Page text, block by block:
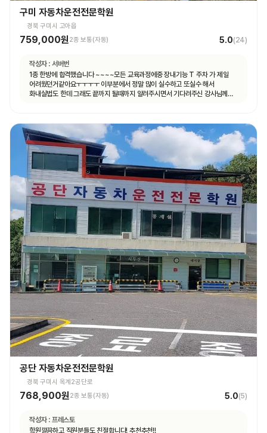
구미 자동차운전전문학원
경북 구미시 고아읍
759,000원 2종 보통(자동) 5.0(24)
작성자 : 서버번
1종 한방에 합격했습니다 ~~~~모든 교육과정에중 장내기능 T 주차 가 제일
어려웠던거같아요ㅜㅜㅜㅜ 이부분에서 정말 많이 실수하고 또실수 해서
화내실법도 한데 그래도 끝까지 될때까지 알려주시면서 기다려주신 강사님께
공단 자동차운전전문학원
경북 구미시 옥계2공단로
768,900원2종 보통(자동) 5.0(5)
작성자 : 프레스토
학원깔끔하고 직원분들도 친절합니다! 추천추천!!